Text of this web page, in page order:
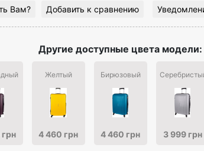
Вам? Добавить к сравнению
Другие доступные цвета модели:
Желтый
4 460 грн
Бирюзовый
4 460 грн 3 999 грн